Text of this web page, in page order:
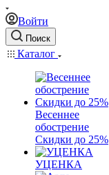
Войти
Поиск
Каталог
Весеннее
обострение
Скидки до 25%
УЦЕНКА